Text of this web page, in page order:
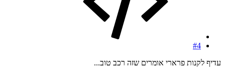
#4
עדיף לקנות פרארי אומרים שזה רכב טוב...